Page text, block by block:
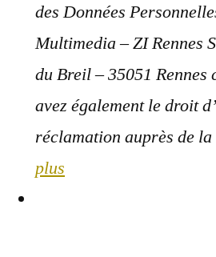
des Données
Multimedia – ZI Rennes
du Breil – 35051 Rennes
avez également le droit
réclamation auprès de
plus